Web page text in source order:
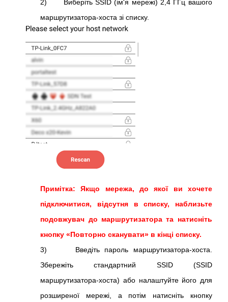
2) Виберіть SSID (ім'я мережі) 2,4 ГГц вашого
маршрутизатора-хоста зі списку.
Примітка: Якщо мережа, до якої ви хочете
підключитися, відсутня в списку, наблизьте
подовжувач до маршрутизатора та натисніть
кнопку «Повторно сканувати» в кінці списку.
3) Введіть пароль маршрутизатора-хоста.
Збережіть стандартний SSID (SSID
маршрутизатора-хоста) або налаштуйте його для
розширеної мережі, а потім натисніть кнопку